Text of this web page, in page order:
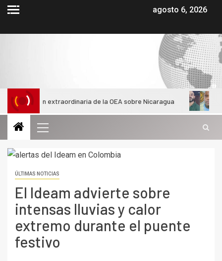
agosto 6, 2026
extraordinaria de la OEA sobre Nicaragua Dos
ÚLTIMAS NOTICIAS
El Ideam advierte sobre
intensas lluvias y calor
extremo durante el puente
festivo